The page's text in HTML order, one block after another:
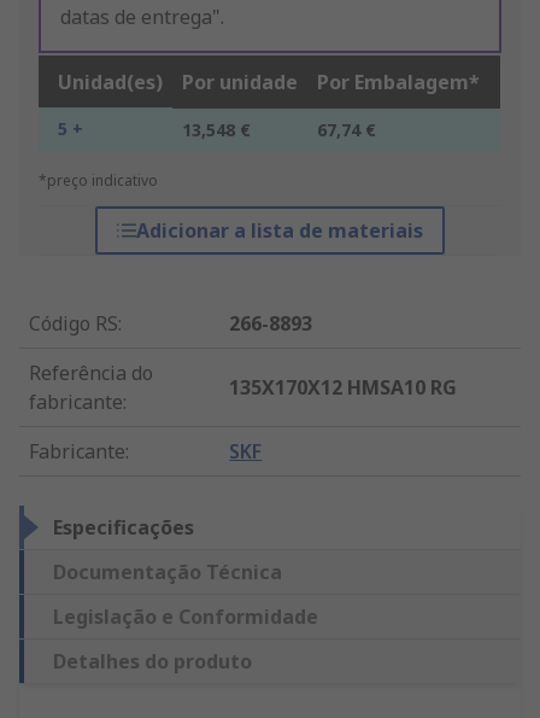
datas de entrega".
Unidad(es) Por unidade Por Embalagem*
5 + 13,548 € 67,74 €
*preço indicativo
Adicionar a lista de materiais
Código RS:
266-8893
Referência do
fabricante:
135X170X12 HMSA10 RG
Fabricante: SKF
Especificações
Documentação Técnica
Legislação e Conformidade
Detalhes do produto